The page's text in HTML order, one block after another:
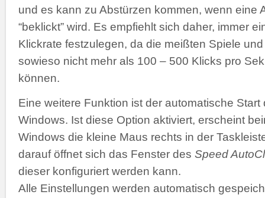
und es kann zu Abstürzen kommen, wenn eine
“beklickt” wird. Es empfiehlt sich daher, immer
Klickrate festzulegen, da die meißten Spiele
sowieso nicht mehr als 100 – 500 Klicks pro
können.
Eine weitere Funktion ist der automatische Start
Windows. Ist diese Option aktiviert, erscheint
Windows die kleine Maus rechts in der
darauf öffnet sich das Fenster des Speed
dieser konfiguriert werden kann.
Alle Einstellungen werden automatisch